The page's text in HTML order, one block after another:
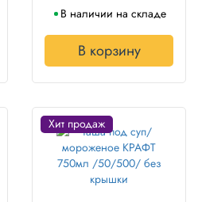
В наличии на складе
В корзину
Хит продаж